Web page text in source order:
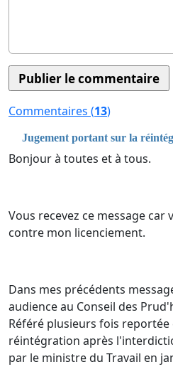
Commentaires (13)
Jugement portant sur la
Bonjour à toutes et à tous.
Vous recevez ce message car
contre mon licenciement.
Dans mes précédents
audience au Conseil des
Référé plusieurs fois
réintégration après
par le ministre du Travail en